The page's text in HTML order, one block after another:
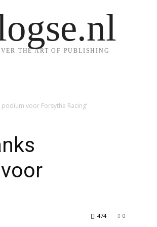
THE ART OF PUBLISHING
voor Forsythe Racing’
0
474